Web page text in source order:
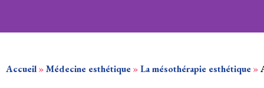
Accueil»Médecine esthétique»La mésothérapie esthétique»